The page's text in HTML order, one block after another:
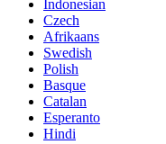
Indonesian
Czech
Afrikaans
Swedish
Polish
Basque
Catalan
Esperanto
Hindi